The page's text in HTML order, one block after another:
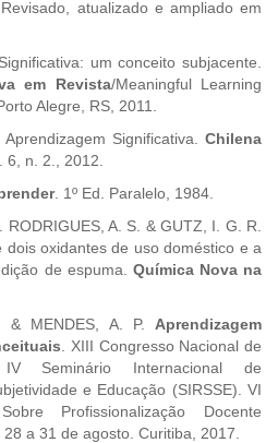
. Revisado, atualizado e ampliado em
um conceito subjacente.
em Revista/Meaningful Learning
Alegre, RS, 2011.
Significativa. Chilena
6, n. 2., 2012.
. 1º Ed. Paralelo, 1984.
RODRIGUES, A. S. & GUTZ, I. G. R.
oxidantes de uso doméstico e a
de espuma. Química Nova na
& MENDES, A. P. Aprendizagem
. XIII Congresso Nacional de
IV Seminário Internacional de
e Educação (SIRSSE). VI
Profissionalização Docente
a 31 de agosto. Curitiba, 2017.